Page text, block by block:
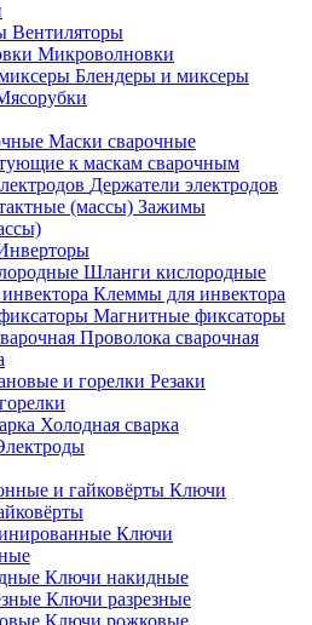
Вентиляторы
Микроволновки
Блендеры и миксеры
Маски сварочные
к маскам сварочным
Держатели электродов
Зажимы
Шланги кислородные
Клеммы для инвектора
Магнитные фиксаторы
Проволока сварочная
Резаки
Холодная сварка
Ключи
Ключи
Ключи накидные
Ключи разрезные
Ключи рожковые